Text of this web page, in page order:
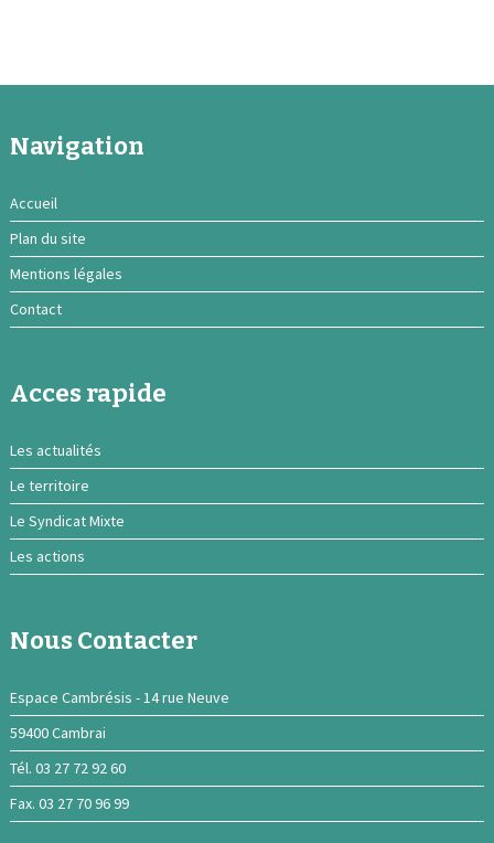
Navigation
Accueil
Plan du site
Mentions légales
Contact
Acces rapide
Les actualités
Le territoire
Le Syndicat Mixte
Les actions
Nous Contacter
Espace Cambrésis - 14 rue Neuve
59400 Cambrai
Tél. 03 27 72 92 60
Fax. 03 27 70 96 99